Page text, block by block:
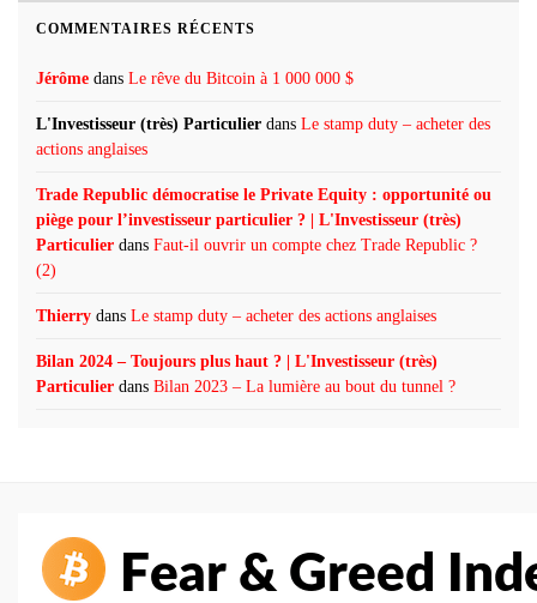
COMMENTAIRES RÉCENTS
Jérôme dans Le rêve du Bitcoin à 1 000 000 $
L'Investisseur (très) Particulier dans Le stamp duty – acheter des
actions anglaises
Trade Republic démocratise le Private Equity : opportunité ou
piège pour l’investisseur particulier ? | L'Investisseur (très)
Particulier dans Faut-il ouvrir un compte chez Trade Republic ?
(2)
Thierry dans Le stamp duty – acheter des actions anglaises
Bilan 2024 – Toujours plus haut ? | L'Investisseur (très)
Particulier dans Bilan 2023 – La lumière au bout du tunnel ?